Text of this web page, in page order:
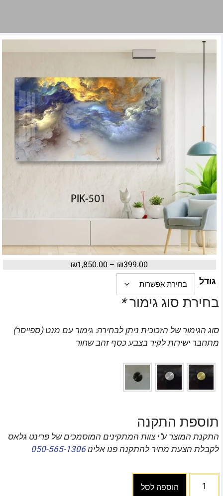
₪399.00
–
₪1,850.00
גודל
בחירת סוג גימור*
סוג הגימור של הזכוכית ניתן לבחירה: גימור עם מנט (ספייסר)
מתחבר ישירות לקיר בצבע כסף זהב שחור
תוספת התקנה
התקנת המוצר ע"י צוות המתקינים המוסמכים של פרינט גלאס
לקבלת הצעת מחיר להתקנה פנו אלינו050-565-1306
הוספה לסל